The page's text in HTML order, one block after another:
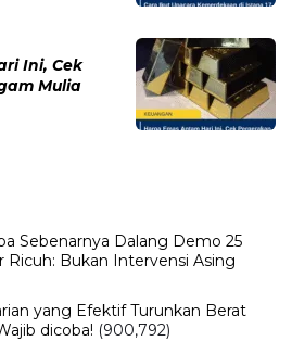
Ini, Cek
Mulia
Sebenarnya Dalang Demo 25
Ricuh: Bukan Intervensi Asing
yang Efektif Turunkan Berat
dicoba! (900,792)